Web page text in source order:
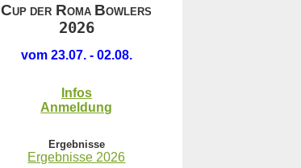
CUP DER ROMA BOWLERS
2026
vom 23.07. - 02.08.
Infos
Anmeldung
Ergebnisse
Ergebnisse 2026